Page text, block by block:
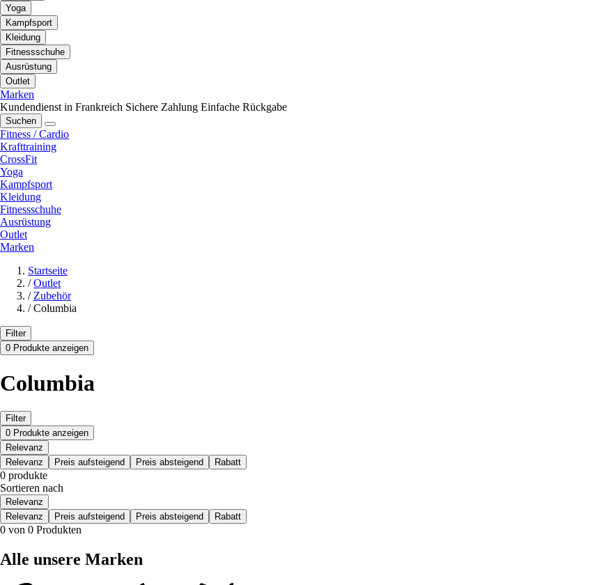
Yoga
Kampfsport
Kleidung
Fitnessschuhe
Ausrüstung
Outlet
Marken
Kundendienst in Frankreich Sichere Zahlung Einfache Rückgabe
Suchen
Fitness / Cardio
Krafttraining
CrossFit
Yoga
Kampfsport
Kleidung
Fitnessschuhe
Ausrüstung
Outlet
Marken
Startseite
/ Outlet
/ Zubehör
/ Columbia
Filter
0 Produkte anzeigen
Columbia
Filter
0 Produkte anzeigen
Relevanz
Relevanz
Preis aufsteigend Preis absteigend Rabatt
0 produkte
Sortieren nach
Relevanz
Relevanz
Preis aufsteigend Preis absteigend Rabatt
0 von 0 Produkten
Alle unsere Marken